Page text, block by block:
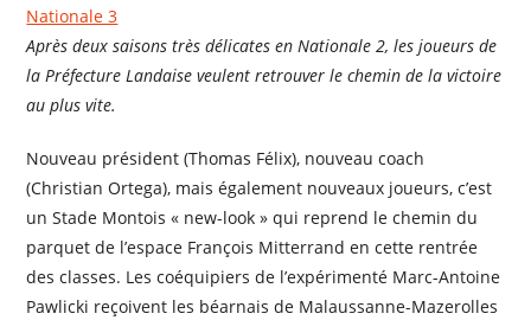
Après deux saisons très délicates en Nationale 2, les joueurs de
la Préfecture Landaise veulent retrouver le chemin de la victoire
au plus vite.
Nouveau président (Thomas Félix), nouveau coach
(Christian Ortega), mais également nouveaux joueurs, c’est
un Stade Montois « new-look » qui reprend le chemin du
parquet de l’espace François Mitterrand en cette rentrée
des classes. Les coéquipiers de l’expérimenté Marc-Antoine
Pawlicki reçoivent les béarnais de Malaussanne-Mazerolles